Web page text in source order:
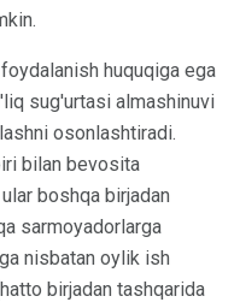
huquqiga ega
sug'urtasi almashinuvi
osonlashtiradi.
bilan bevosita
boshqa birjadan
sarmoyadorlarga
nisbatan oylik ish
birjadan tashqarida